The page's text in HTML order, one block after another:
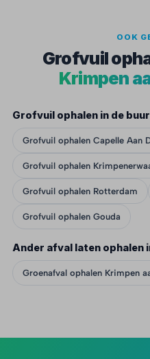
OOK
Grofvuil
Krimpen
Grofvuil ophalen in de
Grofvuil ophalen Capelle Aan
Grofvuil ophalen
Grofvuil ophalen Rotterdam
Grofvuil ophalen Gouda
Ander afval laten ophalen
Groenafval ophalen Krimpen